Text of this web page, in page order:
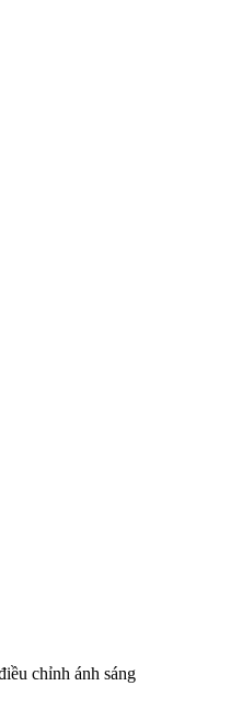
chỉnh ánh sáng